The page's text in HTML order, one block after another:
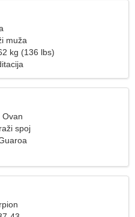
muža
kg (136 lbs)
Ovan
spoj